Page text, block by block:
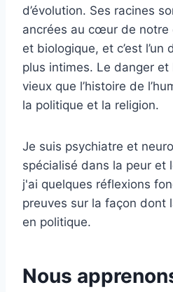
d’évolution. Ses racines
ancrées au cœur de notre
et biologique, et c’est
plus intimes. Le danger
vieux que l’histoire de
la politique et la religion.
Je suis psychiatre et
spécialisé dans la peur et
j'ai quelques réflexions
preuves sur la façon dont
en politique.
Nous